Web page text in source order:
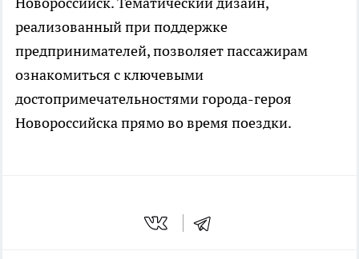
реализованный при поддержке
предпринимателей, позволяет пассажирам
ознакомиться с ключевыми
достопримечательностями города-героя
Новороссийска прямо во время поездки.